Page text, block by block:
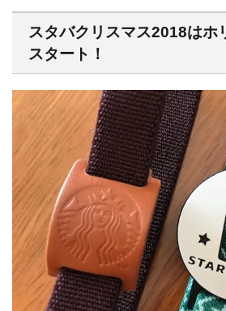
スタバクリスマス2018はホ
スタート！